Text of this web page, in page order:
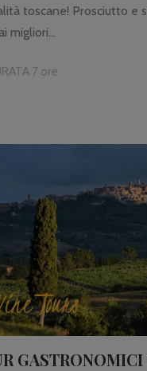
toscane! Prosciutto e
migliori...
7 ore
Tours